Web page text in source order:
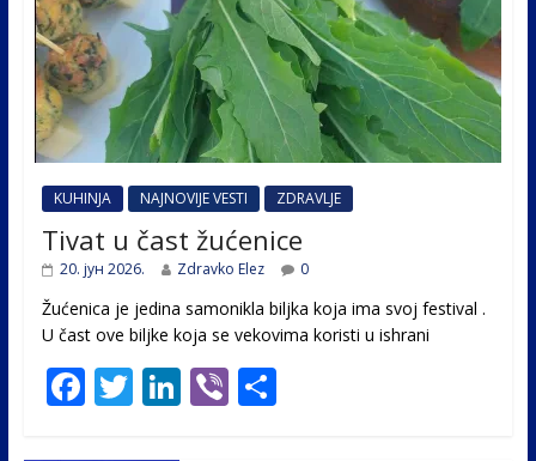
KUHINJA NAJNOVIJE VESTI ZDRAVLJE
Tivat u čast žućenice
20. јун 2026. Zdravko Elez 0
Žućenica je jedina samonikla biljka koja ima svoj festival .
U čast ovе biljke koja se vekovima koristi u ishrani
F T Li Vi S